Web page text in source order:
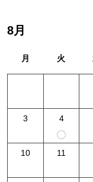
8月
月 火
3 4
10 11